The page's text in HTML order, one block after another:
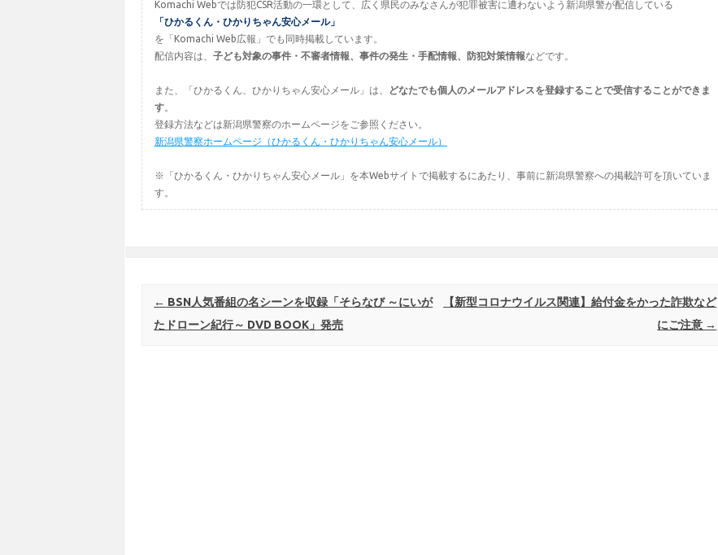
Komachi Webでは防犯CSR活動の一環として、広く県民のみなさんが犯罪被害に遭わないよう新潟県警が配信している
「ひかるくん・ひかりちゃん安心メール」
を「Komachi Web広報」でも同時掲載しています。
配信内容は、 子ども対象の事件・不審者情報、事件の発生・手配情報、防犯対策情報などです。
また、「ひかるくん、ひかりちゃん安心メール」は、
どなたでも個人のメールアドレスを登録することで受信することができま
す。
登録方法などは新潟県警察のホームページをご参照ください。
新潟県警察ホームページ（ひかるくん・ひかりちゃん安心メール）
※「ひかるくん・ひかりちゃん安心メール」を本Webサイトで掲載するにあたり、事前に新潟県警察への掲載許可を頂いていま
す。
Post navigation
← BSN人気番組の名シーンを収録「そらなび ～にいが
たドローン紀行～ DVD BOOK」発売
【新型コロナウイルス関連】給付金をかった詐欺など
にご注意 →